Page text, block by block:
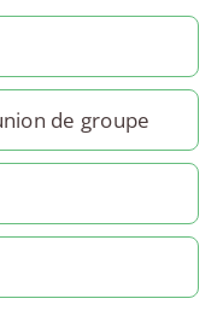
de groupe